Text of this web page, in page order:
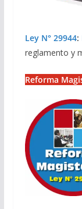
Ley N° 29944:
reglamento y
Reforma